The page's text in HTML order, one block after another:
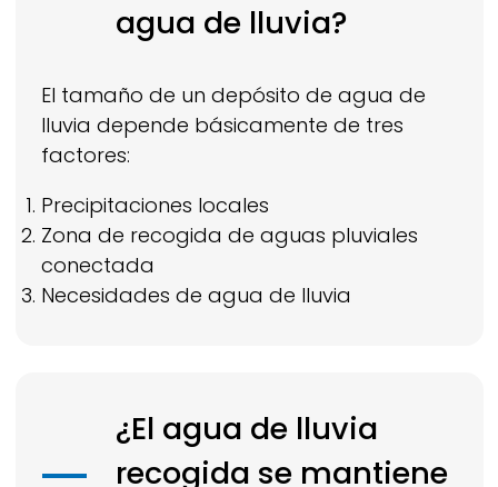
agua de lluvia?
El tamaño de un depósito de agua de
lluvia depende básicamente de tres
factores:
Precipitaciones locales
Zona de recogida de aguas pluviales
conectada
Necesidades de agua de lluvia
¿El agua de lluvia
recogida se mantiene